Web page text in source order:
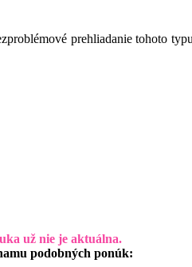
prehliadanie tohoto
už nie je aktuálna.
podobných ponúk: